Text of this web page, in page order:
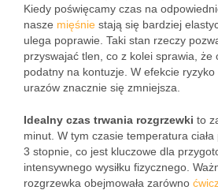
Kiedy poświęcamy czas na
nasze mięśnie stają się bardziej
ulega poprawie. Taki stan rzeczy
przyswajać tlen, co z kolei sprawia, że
podatny na kontuzje. W efekcie
urazów znacznie się zmniejsza.
Idealny czas trwania rozgrzewki to
minut. W tym czasie temperatura ciała
3 stopnie, co jest kluczowe dla
intensywnego wysiłku fizycznego.
rozgrzewka obejmowała zarówno